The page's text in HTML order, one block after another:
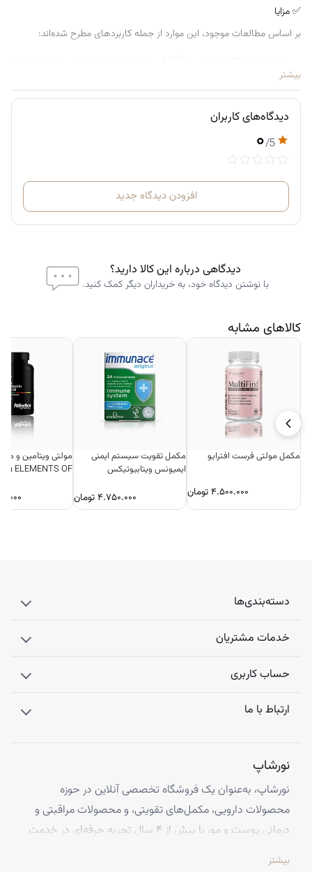
✅ مزایا
بر اساس مطالعات موجود، این موارد از جمله کاربردهای مطرح شده‌اند:
می‌تواند بهبود‌هایی در این زمینه داشته باشد.
کاهش سطح قند خون و کلسترول
و کلسترول کمک کند.
پتانسیل کاهش پروفایل چربی خون
داده است که ممکن است پروفایل لیپید (از جمله کلسترول) را بهبود
نحوه مصرف:
بیشتر
دیدگاه‌های کاربران
۰/5
افزودن دیدگاه جدید
دیدگاهی درباره این کالا دارید؟
با نوشتن دیدگاه خود، به خریداران دیگر کمک کنید.
کالاهای مشابه
مکمل مولتی فرست افترایو
۴.۵۰۰.۰۰۰ تومان
مکمل تقویت سیستم ایمنی
ایمیونس ویتابیوتیکس
۴.۷۵۰.۰۰۰تومان
مولتی ویتامین و
ELEMENTS OF
دسته‌بندی‌ها
خدمات مشتریان
حساب کاربری
ارتباط با ما
نورشاپ
نورشاپ، به‌عنوان یک فروشگاه تخصصی آنلاین در حوزه
محصولات دارویی، مکمل‌های تقویتی، و محصولات مراقبتی و
درمانی پوست و مو، با بیش از ۴ سال تجربه حرفه‌ای در خدمت
بیشتر